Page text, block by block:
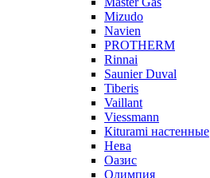
Mizudo
Navien
PROTHERM
Rinnai
Saunier Duval
Tiberis
Vaillant
Viessmann
Кiturami настенные
Нева
Оазис
Олимпия